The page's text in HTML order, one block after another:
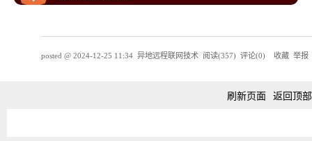
posted @ 2024-12-25 11:34 异地远程联网技术 阅读(357) 评论(0) 收藏 举报
刷新页面 返回顶部